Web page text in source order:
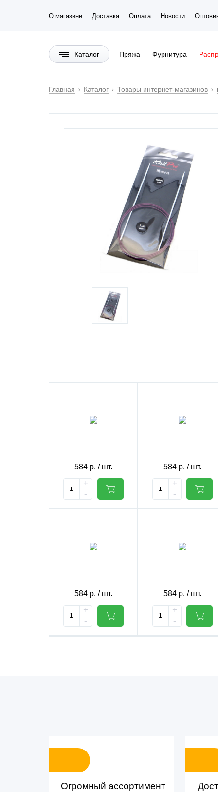
О магазине Доставка Оплата Новости
Каталог Пряжа Фурнитура
Главная Каталог Товары интернет-магазинов
584 р. / шт.
+
-
584 р. / шт.
+
-
584 р. / шт.
+
-
584 р. / шт.
+
-
Огромный ассортимент